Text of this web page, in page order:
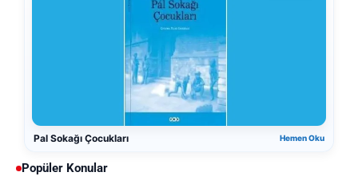
Pal Sokağı Çocukları Hemen Oku
Popüler Konular